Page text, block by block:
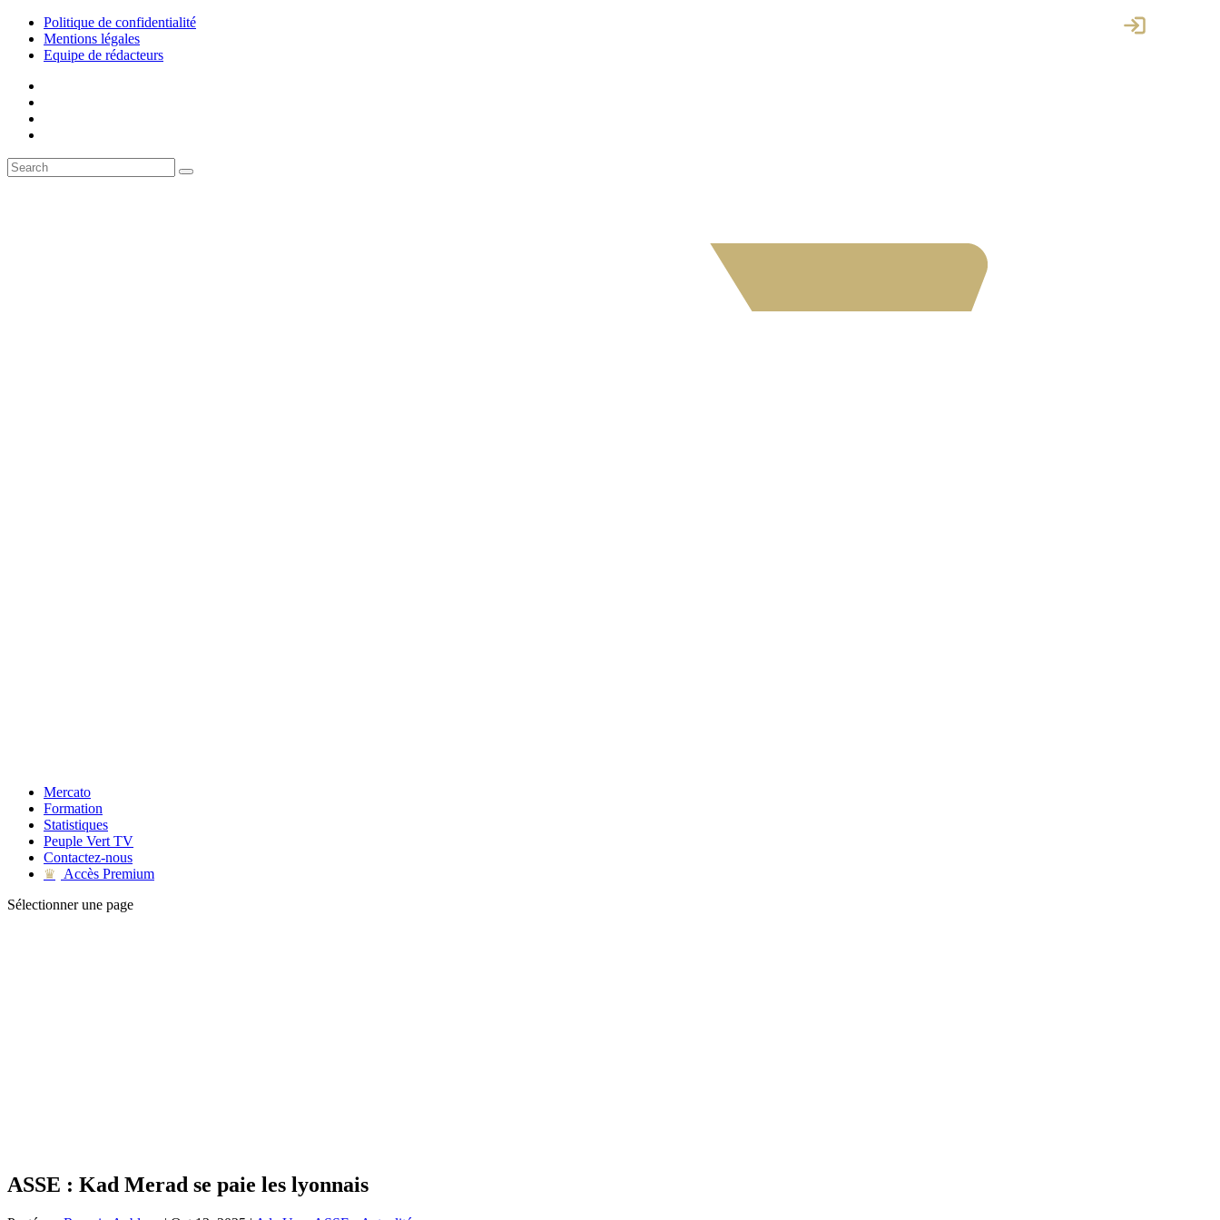
Politique de confidentialité
Mentions légales
Equipe de rédacteurs
Mercato
Formation
Statistiques
Peuple Vert TV
Contactez-nous
♛
Accès Premium
Sélectionner une page
ASSE : Kad Merad se paie les lyonnais